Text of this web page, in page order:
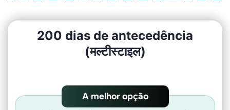
200 dias de antecedência
(मल्टीस्टाइल)
A melhor opção